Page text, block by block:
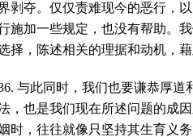
剥夺。仅仅责难现今的恶行，
施加一些规定，也没有帮助。
择，陈述相关的理据和动机，
与此同时，我们也要谦恭厚道
，也是我们现在所述问题的成
时，往往就像只坚持其生育义